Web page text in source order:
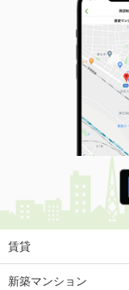
賃貸
新築マンション